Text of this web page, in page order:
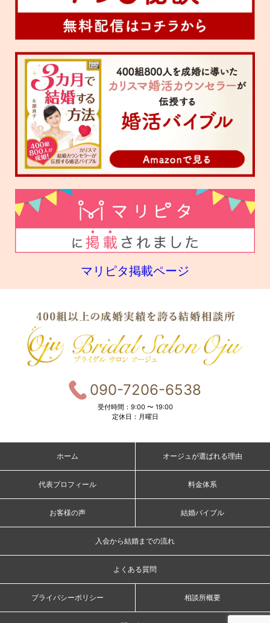
マリピタ掲載ページ
090-7206-6538
受付時間：9:00 〜 19:00
定休日：月曜日
ホーム オージュが選ばれる理由
代表プロフィール 料金体系
お客様の声 結婚バイブル
入会から結婚までの流れ
よくある質問
プライバシーポリシー 相談所概要